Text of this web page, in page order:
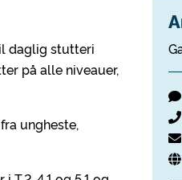
daglig stutteri
på alle niveauer,
ungheste,